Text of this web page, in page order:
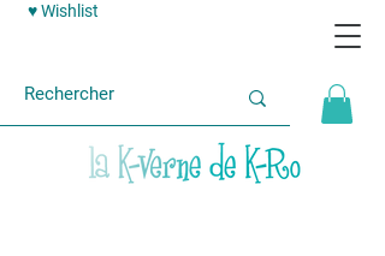
♥ Wishlist